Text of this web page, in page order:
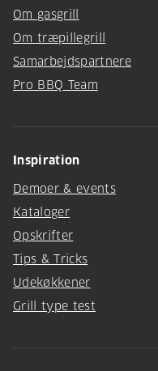
Om gasgrill
Om træpillegrill
Samarbejdspartnere
Pro BBQ Team
Inspiration
Demoer & events
Kataloger
Opskrifter
Tips & Tricks
Udekøkkener
Grill type test